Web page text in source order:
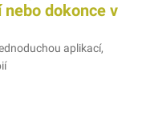
dokonce v
aplikací,